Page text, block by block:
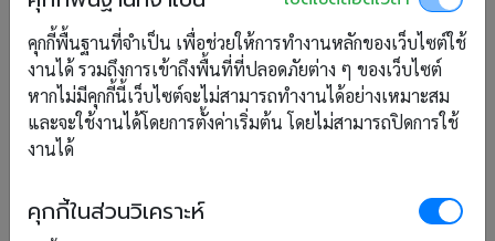
เพิ่มเติม
การนำลิงก์จอง RoomScope ไปใช้
ออนไลน์
คุกกี้พื้นฐานที่จำเป็น เพื่อช่วยให้การทำงานหลักของเว็บไซต์ใช้
งานได้ รวมถึงการเข้าถึงพื้นที่ที่ปลอดภัยต่าง ๆ ของเว็บไซต์
หากไม่มีคุกกี้นี้เว็บไซต์จะไม่สามารถทำงานได้อย่างเหมาะสม
และจะใช้งานได้โดยการตั้งค่าเริ่มต้น โดยไม่สามารถปิดการใช้
งานได้
คุกกี้ในส่วนวิเคราะห์